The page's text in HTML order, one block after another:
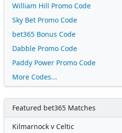
William Hill Promo Code
Sky Bet Promo Code
bet365 Bonus Code
Dabble Promo Code
Paddy Power Promo Code
More Codes...
Featured bet365 Matches
Kilmarnock v Celtic